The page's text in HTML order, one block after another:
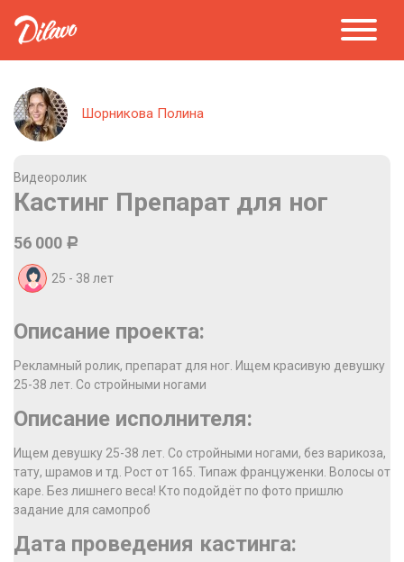
Шорникова Полина
Видеоролик
Кастинг Препарат для ног
56 000 Р
25 - 38 лет
Описание проекта:
Рекламный ролик, препарат для ног. Ищем красивую девушку
25-38 лет. Со стройными ногами
Описание исполнителя:
Ищем девушку 25-38 лет. Со стройными ногами, без варикоза,
тату, шрамов и тд. Рост от 165. Типаж француженки. Волосы от
каре. Без лишнего веса! Кто подойдёт по фото пришлю
задание для самопроб
Дата проведения кастинга: